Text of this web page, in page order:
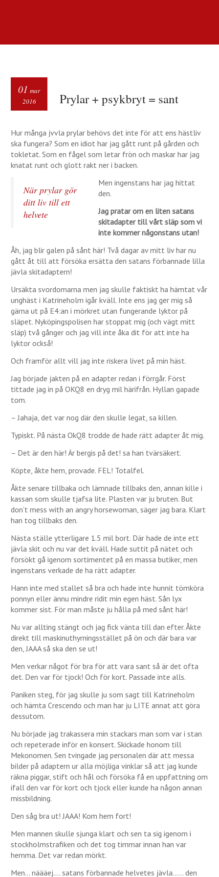
Prylar + psykbryt = sant
01 mar
2016
Hur många jvvla prylar behövs det inte för att ens hästliv
ska fungera? Som en idiot har jag gått runt på gården och
tokletat. Som en fågel som letar frön och maskar har jag
knatat runt och glott rakt ner i backen.
När prylar gör
ditt liv till ett
helvete
Men ingenstans har jag hittat
den.
Jag pratar om en liten satans
skitadapter till vårt släp som vi
inte kommer någonstans utan!
Åh, jag blir galen på sånt här! Två dagar av mitt liv har nu
gått åt till att försöka ersätta den satans förbannade lilla
jävla skitadaptern!
Ursäkta svordomarna men jag skulle faktiskt ha hämtat vår
unghäst i Katrineholm igår kväll. Inte ens jag ger mig så
gärna ut på E4:an i mörkret utan fungerande lyktor på
släpet. Nyköpingspolisen har stoppat mig (och vägt mitt
släp) två gånger och jag vill inte åka dit för att inte ha
lyktor också!
Och framför allt vill jag inte riskera livet på min häst.
Jag började jakten på en adapter redan i förrgår. Först
tittade jag in på OKQ8 en dryg mil härifrån. Hyllan gapade
tom.
– Jahaja, det var nog där den skulle legat, sa killen.
Typiskt. På nästa OkQ8 trodde de hade rätt adapter åt mig.
– Det är den här! Är bergis på det! sa han tvärsäkert.
Köpte, åkte hem, provade. FEL! Totalfel.
Åkte senare tillbaka och lämnade tillbaks den, annan kille i
kassan som skulle tjafsa lite. Plasten var ju bruten. But
don’t mess with an angry horsewoman, säger jag bara. Klart
han tog tillbaks den.
Nästa ställe ytterligare 1.5 mil bort. Där hade de inte ett
jävla skit och nu var det kväll. Hade suttit på nätet och
försökt gå igenom sortimentet på en massa butiker, men
ingenstans verkade de ha rätt adapter.
Hann inte med stallet så bra och hade inte hunnit tömköra
ponnyn eller ännu mindre ridit min egen häst. Sån lyx
kommer sist. För man måste ju hålla på med sånt här!
Nu var allting stängt och jag fick vänta till dan efter. Åkte
direkt till maskinuthyrningsstället på ön och där bara var
den, JAAA så ska den se ut!
Men verkar något för bra för att vara sant så är det ofta
det. Den var för tjock! Och för kort. Passade inte alls.
Paniken steg, för jag skulle ju som sagt till Katrineholm
och hämta Crescendo och man har ju LITE annat att göra
dessutom.
Nu började jag trakassera min stackars man som var i stan
och repeterade inför en konsert. Skickade honom till
Mekonomen. Sen tvingade jag personalen där att messa
bilder på adaptern ur alla möjliga vinklar så att jag kunde
räkna piggar, stift och hål och försöka få en uppfattning om
ifall den var för kort och tjock eller kunde ha någon annan
missbildning.
Den såg bra ut! JAAA! Kom hem fort!
Men mannen skulle sjunga klart och sen ta sig igenom i
stockholmstrafiken och det tog timmar innan han var
hemma. Det var redan mörkt.
Men… näääej…. satans förbannade helvetes jävla…… den